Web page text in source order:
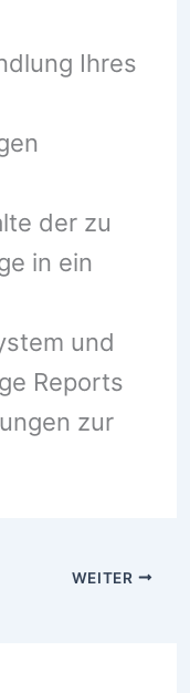
Ihres
der zu
in ein
und
Reports
zur
WEITER